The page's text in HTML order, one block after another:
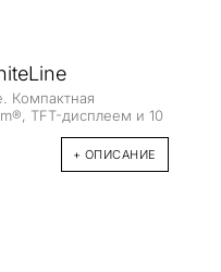
Компактная
TFT-дисплеем и 10
+ ОПИСАНИЕ